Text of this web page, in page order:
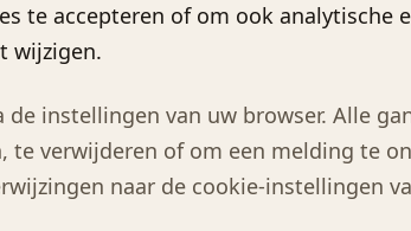
te accepteren of om ook analytische
wijzigen.
instellingen van uw browser. Alle
verwijderen of om een melding te
naar de cookie-instellingen